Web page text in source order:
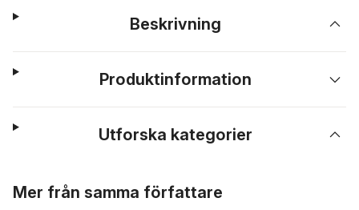
Beskrivning
Produktinformation
Utforska kategorier
Mer från samma författare